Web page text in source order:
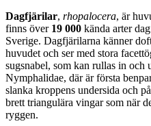
Dagfjärilar, rhopalocera, är
finns över 19 000 kända arter
Sverige. Dagfjärilarna känner
huvudet och ser med stora
sugsnabel, som kan rullas in och
Nymphalidae, där är första
slanka kroppens undersida och
brett triangulära vingar som när
ryggen.